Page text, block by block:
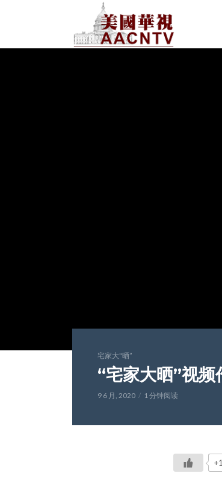
宅家大"晒”
“宅家大晒”视
9 6 月, 2020 1 分钟阅读
+1